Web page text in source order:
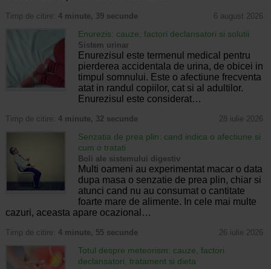
Timp de citire: 4 minute, 39 secunde 6 august 2026
Enurezis: cauze, factori declansatori si solutii
Sistem urinar
Enurezisul este termenul medical pentru
pierderea accidentala de urina, de obicei in
timpul somnului. Este o afectiune frecventa
atat in randul copiilor, cat si al adultilor.
Enurezisul este considerat…
Timp de citire: 4 minute, 32 secunde 28 iulie 2026
Senzatia de prea plin: cand indica o afectiune si
cum o tratati
Boli ale sistemului digestiv
Multi oameni au experimentat macar o data
dupa masa o senzatie de prea plin, chiar si
atunci cand nu au consumat o cantitate
foarte mare de alimente. In cele mai multe
cazuri, aceasta apare ocazional…
Timp de citire: 4 minute, 55 secunde 26 iulie 2026
Totul despre meteorism: cauze, factori
declansatori, tratament si dieta